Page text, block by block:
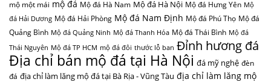
mộ một mái mộ đá Mộ đá Hà Nam Mộ đá Hà Nội Mộ đá Hưng Yên Mộ
đá Hải Dương Mộ đá Hải Phòng Mộ đá Nam Định Mộ đá Phú Thọ Mộ đá
Quảng Bình Mộ đá Quảng Ninh Mộ đá Thanh Hóa Mộ đá Thái Bình Mộ đá
Thái Nguyên Mộ đá TP HCM mộ đá đôi thước lỗ ban Đỉnh hương đá
Địa chỉ bán mộ đá tại Hà Nội đá mỹ nghệ đèn
đá địa chỉ làm lăng mộ đá tại Bà Rịa - Vũng Tàu địa chỉ làm lăng mộ